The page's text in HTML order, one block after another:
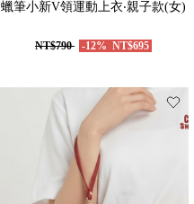
蠟筆小新V領運動上衣‧親子款(女)
NT$790 -12% NT$695